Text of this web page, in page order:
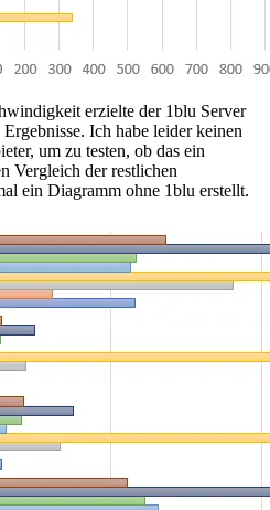
erzielte der 1blu Server
Ich habe leider keinen
um zu testen, ob das ein
Vergleich der restlichen
ein Diagramm ohne 1blu erstellt.